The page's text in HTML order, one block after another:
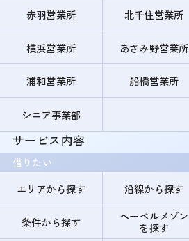
赤羽営業所 北千住営業所
横浜営業所 あざみ野営業所
浦和営業所 船橋営業所
シニア事業部
サービス内容
借りたい
エリアから探す
沿線から探す
条件から探す
ヘーベルメゾン
を探す